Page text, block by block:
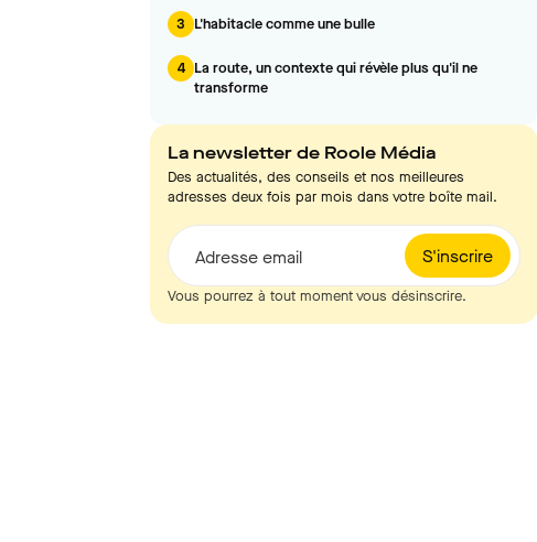
3 L'habitacle comme une bulle
4 La route, un contexte qui révèle plus qu'il ne
transforme
La newsletter de Roole Média
Des actualités, des conseils et nos meilleures
adresses deux fois par mois dans votre boîte mail.
S'inscrire
Adresse email
Vous pourrez à tout moment vous désinscrire.